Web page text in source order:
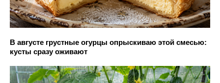
В августе грустные огурцы опрыскиваю этой смесью:
кусты сразу оживают